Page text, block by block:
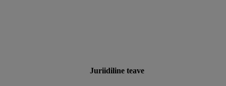
Juriidiline teave